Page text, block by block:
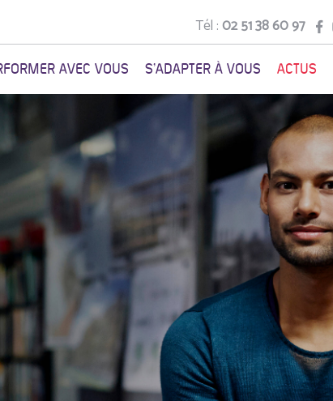
Tél :02 51 38 60 97
AVEC VOUS S'ADAPTER À VOUS ACTUS